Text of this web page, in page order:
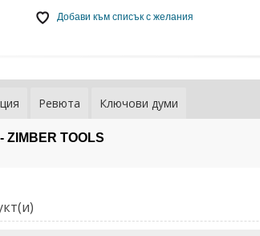
Добави към списък с желания
Ревюта Ключови думи
ZIMBER TOOLS